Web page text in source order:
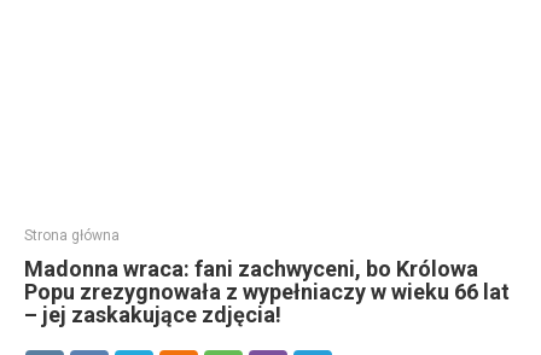
Strona główna
Madonna wraca: fani zachwyceni, bo Królowa
Popu zrezygnowała z wypełniaczy w wieku 66 lat
– jej zaskakujące zdjęcia!